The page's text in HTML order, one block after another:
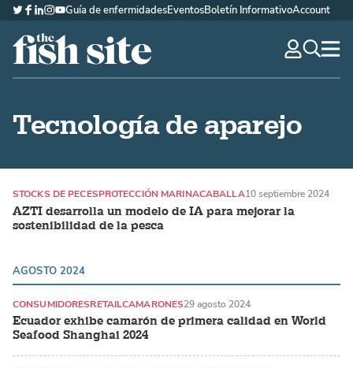
The Fish Site Española
Twitter
Facebook
LinkedIn
Instagram
YouTube
Guía de enfermidadesEventosBoletín InformativoAccount
Tecnología de aparejo
AZTI desarrolla un modelo de IA para mejorar la
sostenibilidad de la pesca
STOCKS DE PECESPROTECCIÓN MARINACABALLA10 septiembre 2024
AGOSTO 2024
Ecuador exhibe camarón de primera calidad en World
Seafood Shanghai 2024
CONSUMIDORESRETAILCAMARONES29 agosto 2024